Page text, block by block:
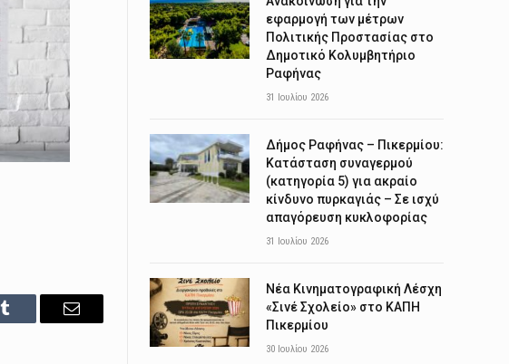
Tumblr Email
εφαρμογή των μέτρων
Πολιτικής Προστασίας στο
Δημοτικό Κολυμβητήριο
Ραφήνας
31 Ιουλίου 2026
Δήμος Ραφήνας – Πικερμίου:
Κατάσταση συναγερμού
(κατηγορία 5) για ακραίο
κίνδυνο πυρκαγιάς – Σε ισχύ
απαγόρευση κυκλοφορίας
31 Ιουλίου 2026
Νέα Κινηματογραφική Λέσχη
«Σινέ Σχολείο» στο ΚΑΠΗ
Πικερμίου
30 Ιουλίου 2026